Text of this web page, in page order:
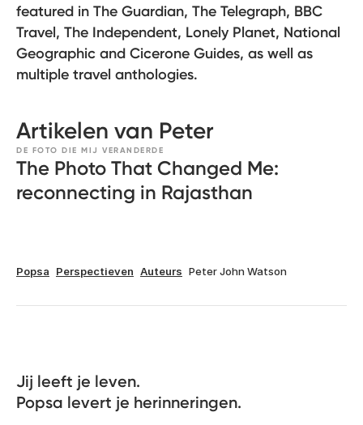
featured in The Guardian, The Telegraph, BBC
Travel, The Independent, Lonely Planet, National
Geographic and Cicerone Guides, as well as
multiple travel anthologies.
Artikelen van Peter
DE FOTO DIE MIJ VERANDERDE
The Photo That Changed Me:
reconnecting in Rajasthan
Popsa Perspectieven Auteurs Peter John Watson
Jij leeft je leven.
Popsa levert je herinneringen.